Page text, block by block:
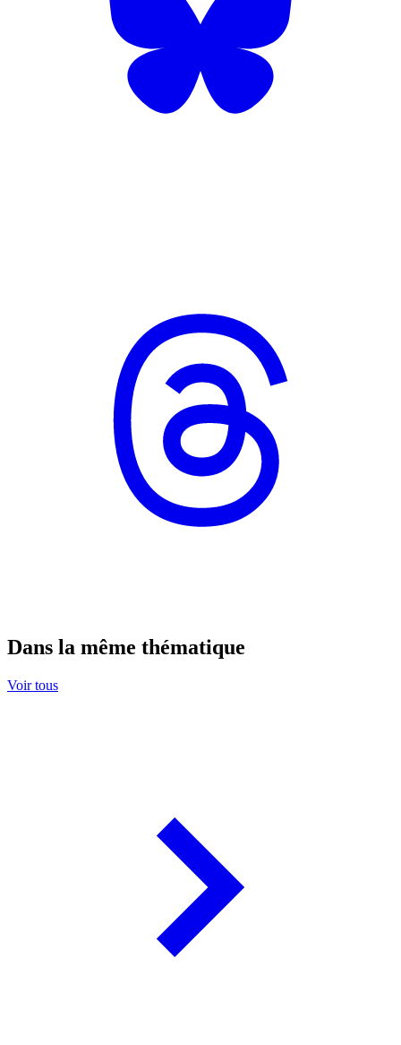
Dans la même thématique
Voir tous